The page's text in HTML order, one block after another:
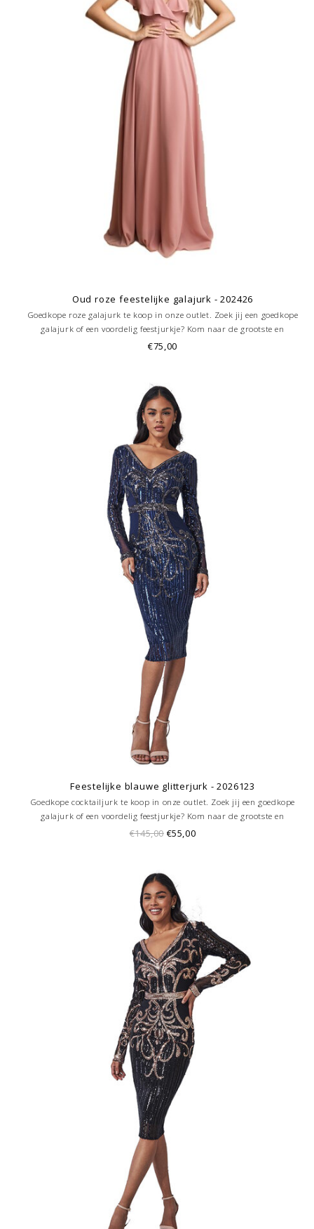
Oud roze feestelijke galajurk - 202426
Goedkope roze galajurk te koop in onze outlet. Zoek jij een goedkope
galajurk of een voordelig feestjurkje? Kom naar de grootste en
goedkoopste galajurken outlet in de regio Amersfoort. Altijd voordelig!
€75,00
Feestelijke blauwe glitterjurk - 2026123
Goedkope cocktailjurk te koop in onze outlet. Zoek jij een goedkope
galajurk of een voordelig feestjurkje? Kom naar de grootste en
goedkoopste galajurken outlet in de regio Amersfoort. Altijd voordelig!
€145,00 €55,00